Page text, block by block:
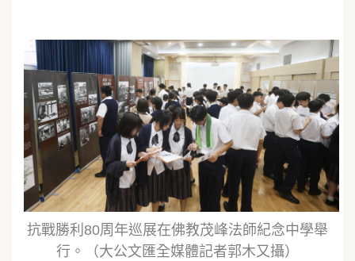
抗戰勝利80周年巡展在佛教茂峰法師紀念中學舉
行。（大公文匯全媒體記者郭木又攝）